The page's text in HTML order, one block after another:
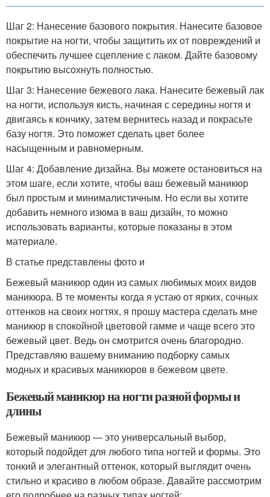
Шаг 2: Нанесение базового покрытия. Нанесите базовое
покрытие на ногти, чтобы защитить их от повреждений и
обеспечить лучшее сцепление с лаком. Дайте базовому
покрытию высохнуть полностью.
Шаг 3: Нанесение бежевого лака. Нанесите бежевый лак
на ногти, используя кисть, начиная с середины ногтя и
двигаясь к кончику, затем вернитесь назад и покрасьте
базу ногтя. Это поможет сделать цвет более
насыщенным и равномерным.
Шаг 4: Добавление дизайна. Вы можете остановиться на
этом шаге, если хотите, чтобы ваш бежевый маникюр
был простым и минималистичным. Но если вы хотите
добавить немного изюма в ваш дизайн, то можно
использовать варианты, которые показаны в этом
материале.
В статье представлены фото и
Бежевый маникюр один из самых любимых моих видов
маникюра. В те моменты когда я устаю от ярких, сочных
оттенков на своих ногтях, я прошу мастера сделать мне
маникюр в спокойной цветовой гамме и чаще всего это
бежевый цвет. Ведь он смотрится очень благородно.
Представляю вашему вниманию подборку самых
модных и красивых маникюров в бежевом цвете.
Бежевый маникюр на ногти разной формы и
длины
Бежевый маникюр — это универсальный выбор,
который подойдет для любого типа ногтей и формы. Это
тонкий и элегантный оттенок, который выглядит очень
стильно и красиво в любом образе. Давайте рассмотрим